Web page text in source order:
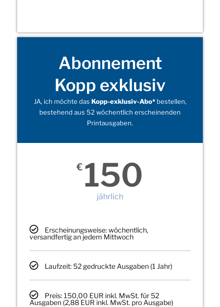
Abonnement
Kopp exklusiv
JA, ich möchte das Kopp-exklusiv-Abo*bestellen,
bestehend aus 52 wöchentlich erscheinenden
Printausgaben.
€ 150
jährlich
Erscheinungsweise: wöchentlich,
versandfertig an jedem Mittwoch
Laufzeit: 52 gedruckte Ausgaben (1 Jahr)
Preis: 150,00 EUR inkl. MwSt. für 52
Ausgaben (2,88 EUR inkl. MwSt. pro Ausgabe)